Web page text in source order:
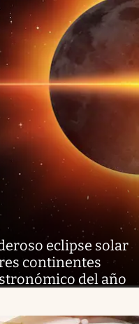
eclipse solar
continentes
del año